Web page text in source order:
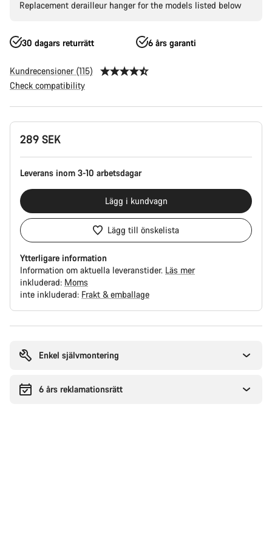
Replacement derailleur hanger for the models listed below
30 dagars returrätt 6 års garanti
Kundrecensioner (115)
Check compatibility
Produktkonfiguration
289 SEK
Leverans inom 3-10 arbetsdagar
Lägg i kundvagn
Lägg till önskelista
Ytterligare information
Information om aktuella leveranstider. Läs mer
inkluderad: Moms
inte inkluderad: Frakt & emballage
köpa
Enkel självmontering
6 års reklamationsrätt